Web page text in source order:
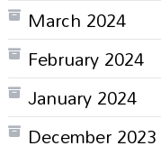
March 2024
February 2024
January 2024
December 2023